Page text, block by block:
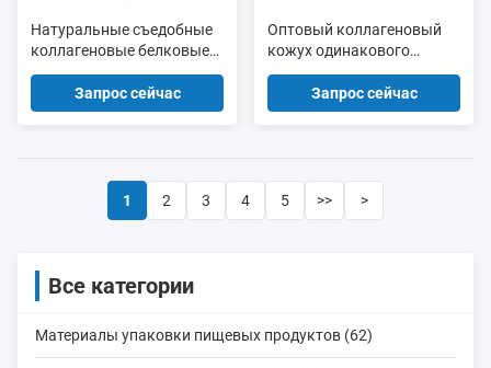
Натуральные съедобные
коллагеновые белковые
оболочки для колбас
Запрос сейчас
Оптовый коллагеновый
кожух одинакового
размера пищевого
качества 24 мм
съедобный для сосисок
Запрос сейчас
1 2 3 4 5 >> >
Все категории
Материалы упаковки пищевых продуктов (62)